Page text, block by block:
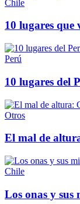
Chile
10 lugares que
Perú
10 lugares del
Otros
El mal de
Chile
Los onas y sus